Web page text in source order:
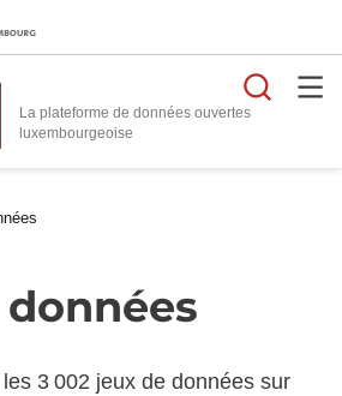
La plateforme de données ouvertes
3 002 jeux de données sur